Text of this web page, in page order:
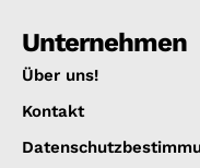
Unternehmen
Über uns!
Kontakt